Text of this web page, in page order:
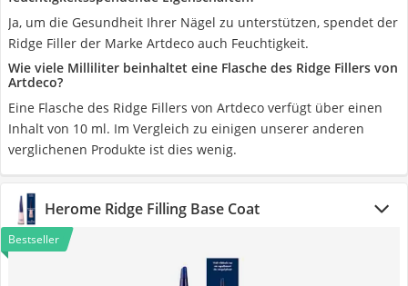
Ja, um die Gesundheit Ihrer Nägel zu unterstützen, spendet der
Ridge Filler der Marke Artdeco auch Feuchtigkeit.
Wie viele Milliliter beinhaltet eine Flasche des Ridge Fillers von
Artdeco?
Eine Flasche des Ridge Fillers von Artdeco verfügt über einen
Inhalt von 10 ml. Im Vergleich zu einigen unserer anderen
verglichenen Produkte ist dies wenig.
Herome Ridge Filling Base Coat
Bestseller